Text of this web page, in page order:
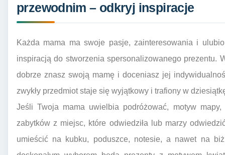
przewodnim – odkryj inspiracje
Każda mama ma swoje pasje, zainteresowania i
inspiracją do stworzenia spersonalizowanego prezentu.
dobrze znasz swoją mamę i doceniasz jej
zwykły przedmiot staje się wyjątkowy i trafiony w
Jeśli Twoja mama uwielbia podróżować, motyw
zabytków z miejsc, które odwiedziła lub marzy
umieścić na kubku, poduszce, notesie, a nawet na